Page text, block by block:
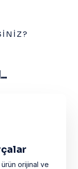
ürün orijinal ve